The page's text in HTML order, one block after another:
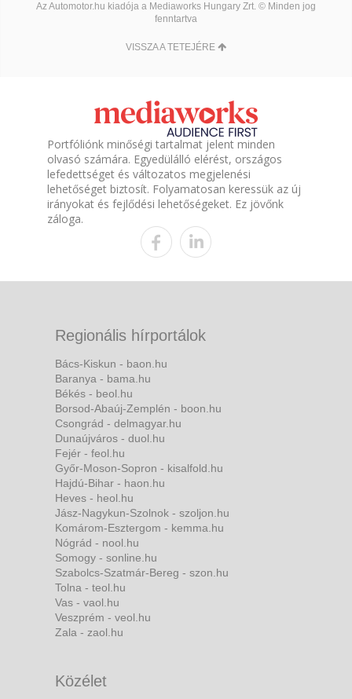
Az Automotor.hu kiadója a Mediaworks Hungary Zrt. © Minden jog
fenntartva
VISSZA A TETEJÉRE
Portfóliónk minőségi tartalmat jelent minden
olvasó számára. Egyedülálló elérést, országos
lefedettséget és változatos megjelenési
lehetőséget biztosít. Folyamatosan keressük az új
irányokat és fejlődési lehetőségeket. Ez jövőnk
záloga.
Regionális hírportálok
Bács-Kiskun - baon.hu
Baranya - bama.hu
Békés - beol.hu
Borsod-Abaúj-Zemplén - boon.hu
Csongrád - delmagyar.hu
Dunaújváros - duol.hu
Fejér - feol.hu
Győr-Moson-Sopron - kisalfold.hu
Hajdú-Bihar - haon.hu
Heves - heol.hu
Jász-Nagykun-Szolnok - szoljon.hu
Komárom-Esztergom - kemma.hu
Nógrád - nool.hu
Somogy - sonline.hu
Szabolcs-Szatmár-Bereg - szon.hu
Tolna - teol.hu
Vas - vaol.hu
Veszprém - veol.hu
Zala - zaol.hu
Közélet